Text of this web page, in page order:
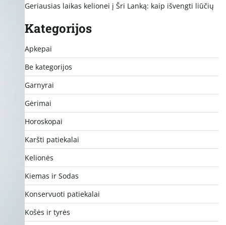
Geriausias laikas kelionei į Šri Lanką: kaip išvengti liūčių
Kategorijos
Apkepai
Be kategorijos
Garnyrai
Gėrimai
Horoskopai
Karšti patiekalai
Kelionės
Kiemas ir Sodas
Konservuoti patiekalai
Košės ir tyrės